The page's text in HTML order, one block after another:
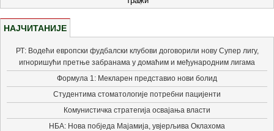
НАЈЧИТАНИЈЕ
РТ: Водећи европски фудбалски клубови договорили нову Супер лигу,
игноришући претње забранама у домаћим и међународним лигама
Формула 1: Мекларен представио нови болид
Студентима стоматологије потребни пацијенти
Комунистичка стратегија освајања власти
НБА: Нова побједа Мајамија, увјерљива Оклахома